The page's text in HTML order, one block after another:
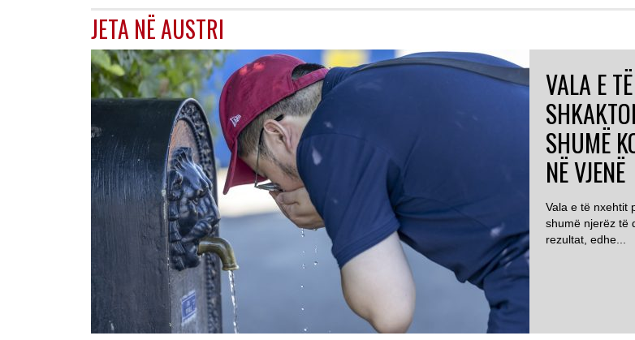
JETA NË AUSTRI
VALA E
SHUMË
NË VJENË
Vala e të nxehtit
shumë njerëz të
rezultat, edhe...